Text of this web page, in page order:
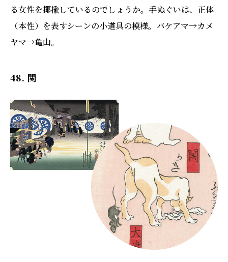
る女性を揶揄しているのでしょうか。手ぬぐいは、正体
（本性）を表すシーンの小道具の模様。バケアマ→カメ
ヤマ→亀山。
48. 関